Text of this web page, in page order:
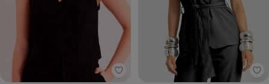
Sofie - Colete sem Manga New